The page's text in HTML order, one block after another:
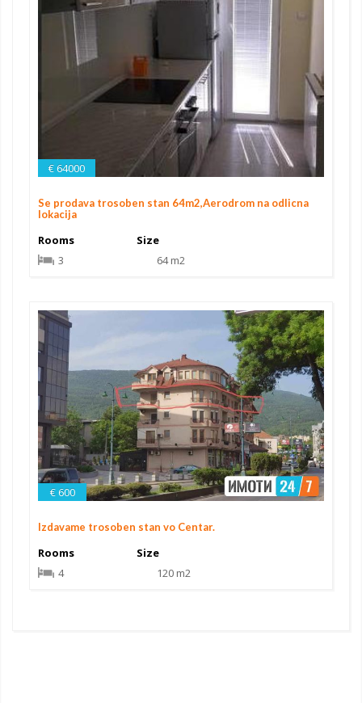
€ 64000
Se prodava trosoben stan 64m2,Aerodrom na odlicna
lokacija
Rooms
3
Size
64 m2
€ 600
Izdavame trosoben stan vo Centar.
Rooms
4
Size
120 m2